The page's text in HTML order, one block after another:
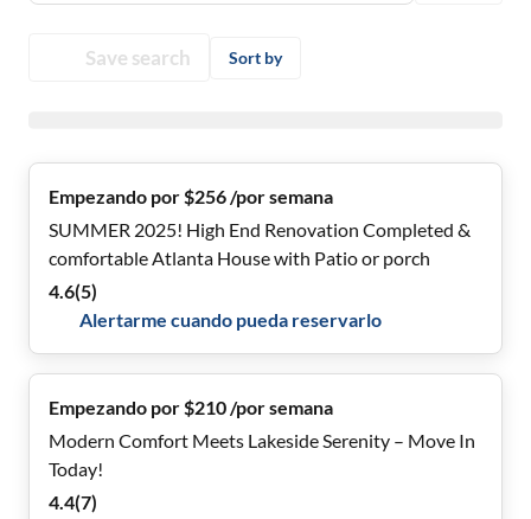
Save search Sort by
Empezando por $256 /por semana
SUMMER 2025! High End Renovation Completed &
comfortable Atlanta House with Patio or porch
4.6(5)
Alertarme cuando pueda reservarlo
Empezando por $210 /por semana
Modern Comfort Meets Lakeside Serenity – Move In
Today!
4.4(7)